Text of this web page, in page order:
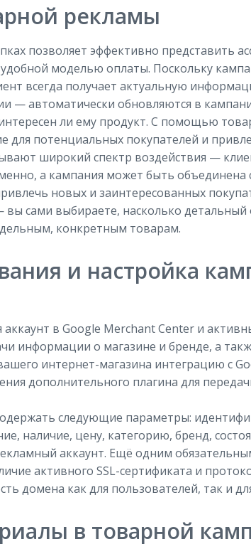
рекламы
позволяет эффективно представить
моделью оплаты. Поскольку
всегда получает актуальную
— автоматически обновляются в
ли ему продукт. С помощью
для потенциальных покупателей и
широкий спектр воздействия —
а кампания может быть объединена
новых и заинтересованных
сами выбираете, насколько детальный
конкретным товарам.
и настройка
в Google Merchant Center и
информации о магазине и бренде, а
интернет-магазина интеграцию с
дополнительного плагина для
следующие параметры:
наличие, цену, категорию, бренд,
аккаунт. Ещё одним
активного SSL-сертификата и
домена как для пользователей, так и
в товарной